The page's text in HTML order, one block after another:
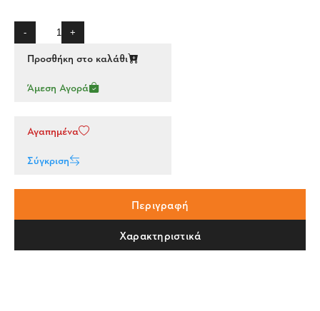
- +
Προσθήκη στο καλάθι
Άμεση Αγορά
Αγαπημένα
Σύγκριση
Περιγραφή
Χαρακτηριστικά